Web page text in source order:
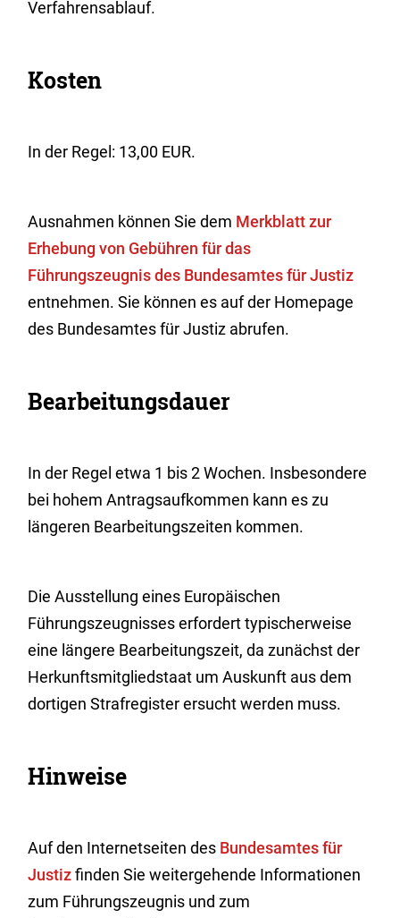
Verfahrensablauf.
Kosten
In der Regel: 13,00 EUR.
Ausnahmen können Sie dem Merkblatt zur
Erhebung von Gebühren für das
Führungszeugnis des Bundesamtes für Justiz
entnehmen. Sie können es auf der Homepage
des Bundesamtes für Justiz abrufen.
Bearbeitungsdauer
In der Regel etwa 1 bis 2 Wochen. Insbesondere
bei hohem Antragsaufkommen kann es zu
längeren Bearbeitungszeiten kommen.
Die Ausstellung eines Europäischen
Führungszeugnisses erfordert typischerweise
eine längere Bearbeitungszeit, da zunächst der
Herkunftsmitgliedstaat um Auskunft aus dem
dortigen Strafregister ersucht werden muss.
Hinweise
Auf den Internetseiten des Bundesamtes für
Justizfinden Sie weitergehende Informationen
zum Führungszeugnis und zum